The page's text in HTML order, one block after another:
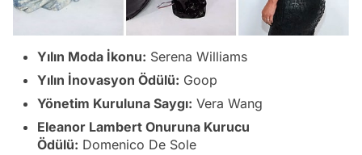
Yılın Moda İkonu: Serena Williams
Yılın İnovasyon Ödülü: Goop
Yönetim Kuruluna Saygı: Vera Wang
Eleanor Lambert Onuruna Kurucu
Ödülü: Domenico De Sole